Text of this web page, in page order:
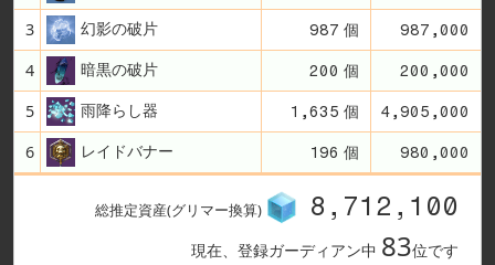
3 幻影の破片 987 個 987,000
4 暗黒の破片 200 個 200,000
5 雨降らし器 1,635 個 4,905,000
6 レイドバナー 196 個 980,000
総推定資産(グリマー換算) 8,712,100
現在、登録ガーディアン中 83位です